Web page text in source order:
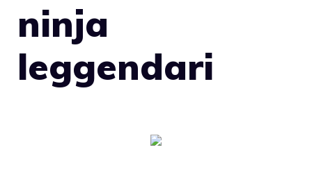
ninja
leggendari